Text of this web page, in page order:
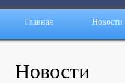
Главная Новости
Новости